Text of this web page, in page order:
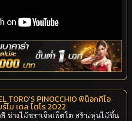
TORO’S PINOCCHIO พิน็อกคิโอ
ม เดล โตโร 2022
ช่างไม้ชราเจ็พเพ็ตโต สร้างหุ่นไม้ขึ้น